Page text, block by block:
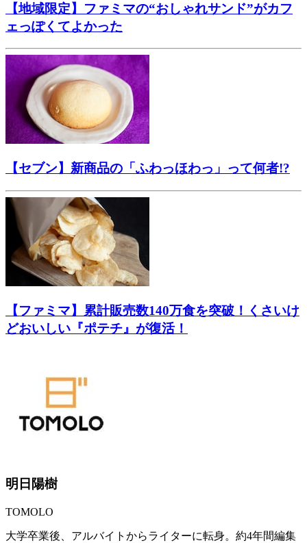
【地域限定】ファミマの“おしゃれサンド”がカフ
ェっぽくてよかった
【セブン】新商品の「ふわっほわっ」って何者!?
【ファミマ】累計販売数140万食を突破！くさいけ
どおいしい『ポテチ』が復活！
明日陽樹
TOMOLO
大学卒業後、アルバイトからライターに転身。約4年間編集